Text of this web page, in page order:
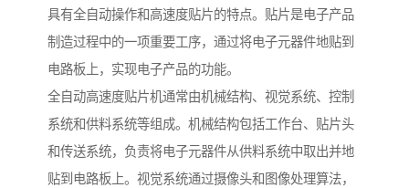
具有全自动操作和高速度贴片的特点。贴片是电子产品
制造过程中的一项重要工序，通过将电子元器件地贴到
电路板上，实现电子产品的功能。
全自动高速度贴片机通常由机械结构、视觉系统、控制
系统和供料系统等组成。机械结构包括工作台、贴片头
和传送系统，负责将电子元器件从供料系统中取出并地
贴到电路板上。视觉系统通过摄像头和图像处理算法，